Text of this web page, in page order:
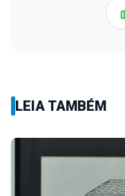
LEIA TAMBÉM